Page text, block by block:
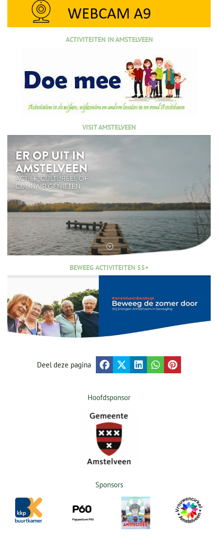
ACTIVITEITEN IN AMSTELVEEN
VISIT AMSTELVEEN
BEWEEG ACTIVITEITEN 55+
Deel deze pagina
Hoofdsponsor
Sponsors